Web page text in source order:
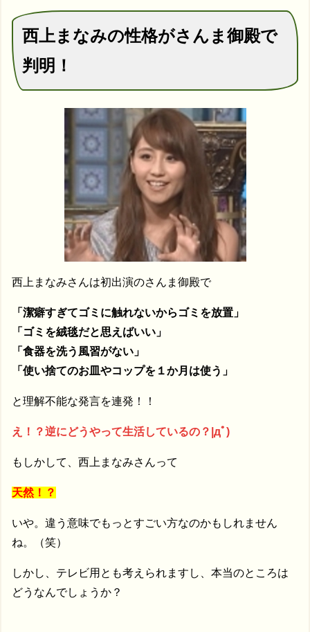
西上まなみの性格がさんま御殿で
判明！
西上まなみさんは初出演のさんま御殿で
「潔癖すぎてゴミに触れないからゴミを放置」
「ゴミを絨毯だと思えばいい」
「食器を洗う風習がない」
「使い捨てのお皿やコップを１か月は使う」
と理解不能な発言を連発！！
え！？逆にどうやって生活しているの？|дﾟ)
もしかして、西上まなみさんって
天然！？
いや。違う意味でもっとすごい方なのかもしれません
ね。（笑）
しかし、テレビ用とも考えられますし、本当のところは
どうなんでしょうか？